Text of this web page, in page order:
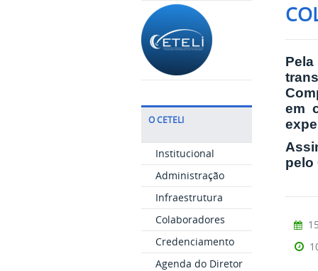
O CETELI
Institucional
Administração
Infraestrutura
Colaboradores
Credenciamento
Agenda do Diretor
em
pelo